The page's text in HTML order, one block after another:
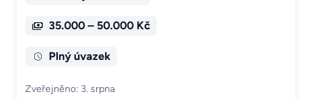
35.000 – 50.000 Kč
Plný úvazek
Zveřejněno: 3. srpna